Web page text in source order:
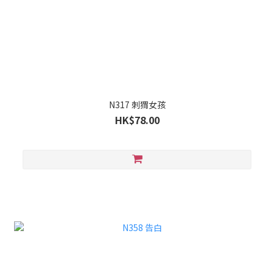
N317 刺猬女孩
HK$78.00